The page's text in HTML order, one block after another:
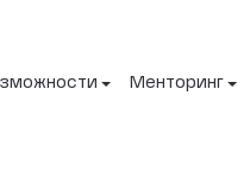
Менторинг